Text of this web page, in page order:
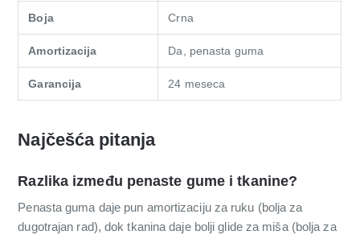
Boja Crna
Amortizacija Da, penasta guma
Garancija 24 meseca
Najčešća pitanja
Razlika između penaste gume i tkanine?
Penasta guma daje pun amortizaciju za ruku (bolja za
dugotrajan rad), dok tkanina daje bolji glide za miša (bolja za